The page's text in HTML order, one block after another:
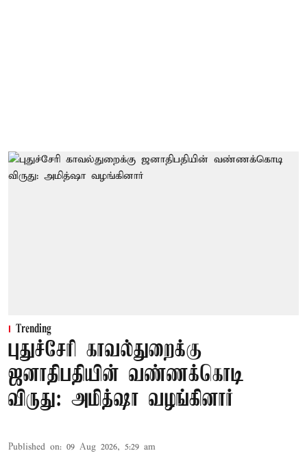
Trending
புதுச்சேரி காவல்துறைக்கு
ஜனாதிபதியின் வண்ணக்கொடி
விருது: அமித்ஷா வழங்கினார்
Published on: 09 Aug 2026, 5:29 am